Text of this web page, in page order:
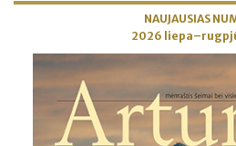
NAUJAUSIAS
2026